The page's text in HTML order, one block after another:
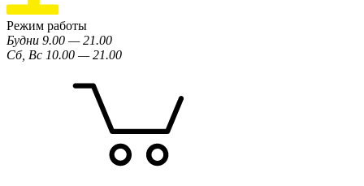
Режим работы
Будни 9.00 — 21.00
Сб, Вс 10.00 — 21.00